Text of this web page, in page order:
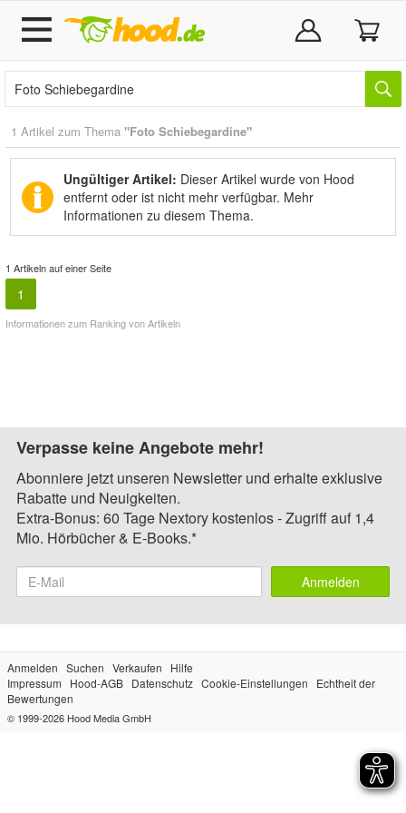
1 Artikel zum Thema "Foto Schiebegardine"
Ungültiger Artikel: Dieser Artikel wurde von Hood
entfernt oder ist nicht mehr verfügbar. Mehr
Informationen zu diesem Thema.
1 Artikeln auf einer Seite
1
Informationen zum Ranking von Artikeln
Verpasse keine Angebote mehr!
Abonniere jetzt unseren Newsletter und erhalte exklusive
Rabatte und Neuigkeiten.
Extra-Bonus: 60 Tage Nextory kostenlos - Zugriff auf 1,4
Mio. Hörbücher & E-Books.*
Anmelden
Anmelden Suchen Verkaufen
Hilfe
Impressum
Hood-AGB Datenschutz Cookie-Einstellungen
Echtheit der
Bewertungen
© 1999-2026 Hood Media GmbH